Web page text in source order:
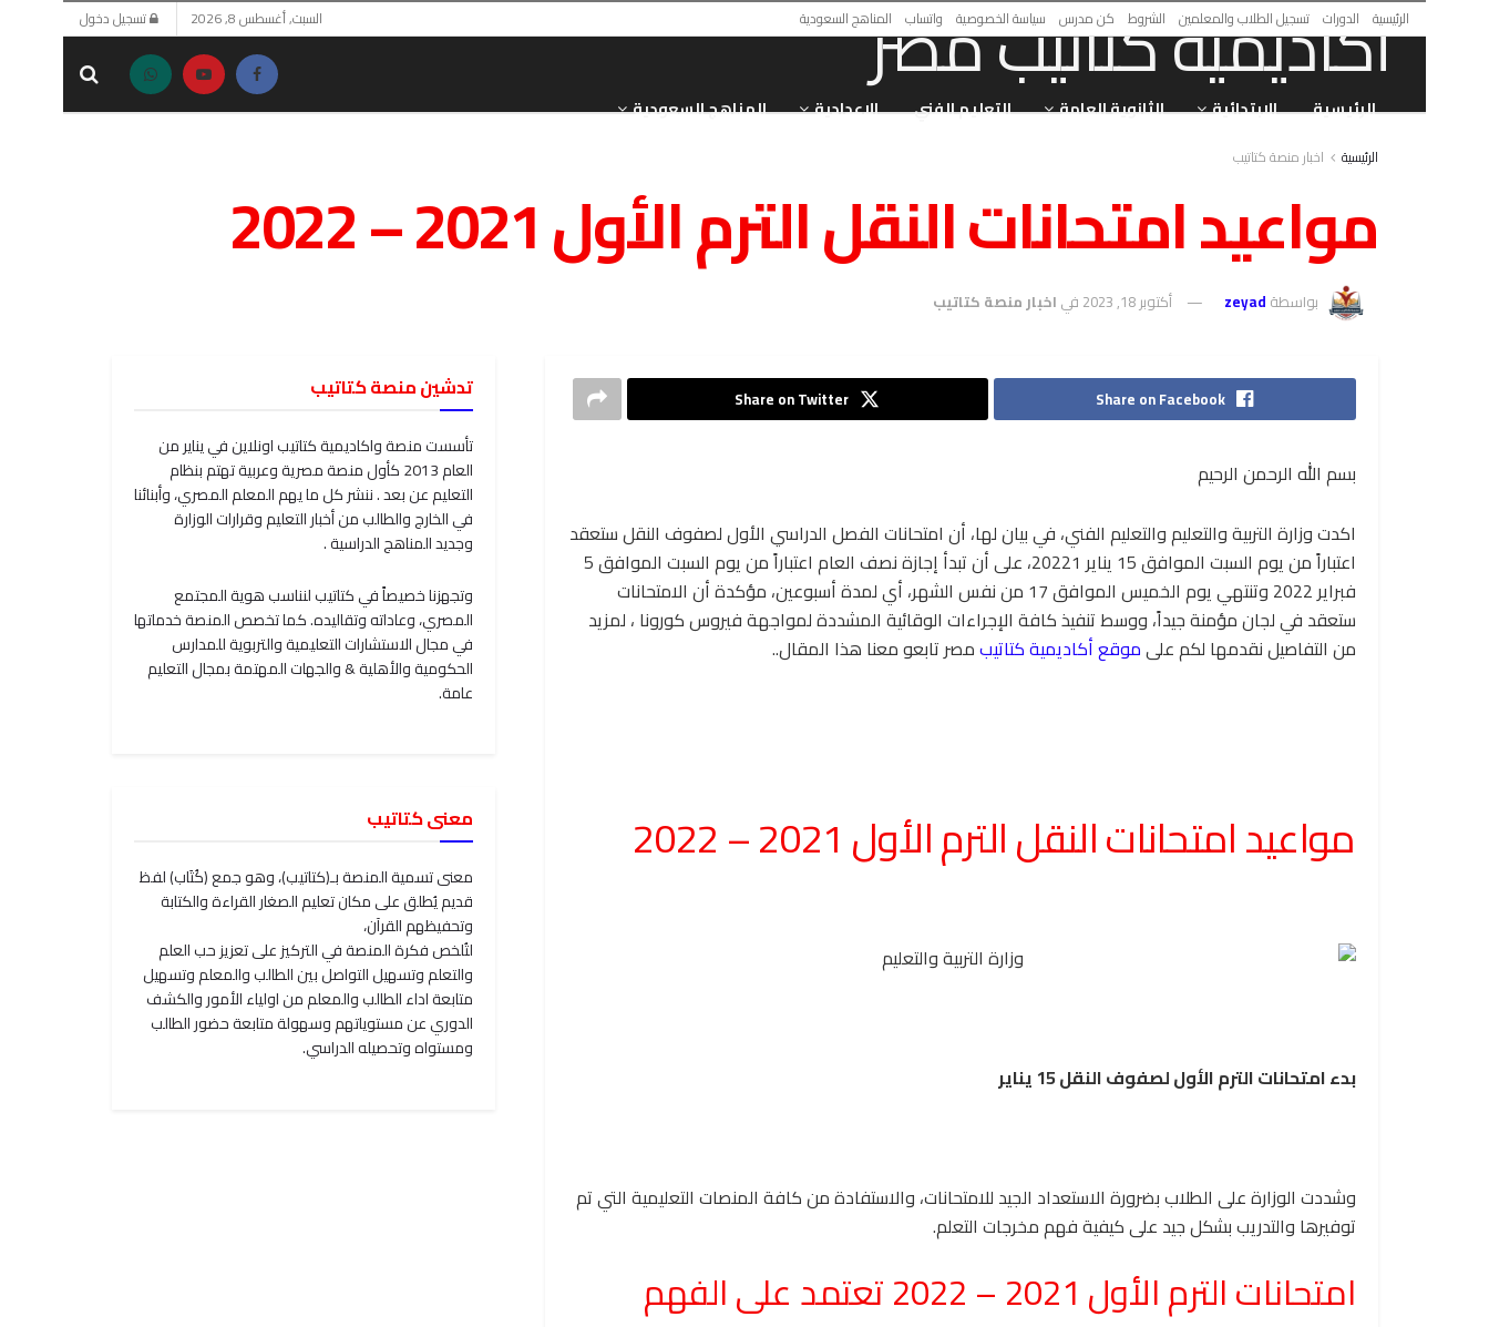
الرئيسية الدورات تسجيل الطلاب والمعلمين الشروط كن مدرس سياسة الخصوصية واتساب المناهج السعودية السبت, أغسطس 8, 2026 تسجيل دخول
الرئيسية الابتدائية الثانوية العامة التعليم الفني الاعدادية المناهج السعودية
الرئيسية اخبار منصة كتاتيب
مواعيد امتحانات النقل الترم الأول 2021 – 2022
بواسطة zeyad أكتوبر 18, 2023 في اخبار منصة كتاتيب
Share on Facebook
Share on Twitter
بسم الله الرحمن الرحيم
اكدت وزارة التربية والتعليم والتعليم الفني، في بيان لها، أن امتحانات الفصل الدراسي الأول لصفوف النقل ستعقد
اعتباراً من يوم السبت الموافق 15 يناير 20221، على أن تبدأ إجازة نصف العام اعتباراً من يوم السبت الموافق 5
فبراير 2022 وتنتهي يوم الخميس الموافق 17 من نفس الشهر، أي لمدة أسبوعين، مؤكدة أن الامتحانات
ستعقد في لجان مؤمنة جيداً، ووسط تنفيذ كافة الإجراءات الوقائية المشددة لمواجهة فيروس كورونا ، لمزيد
من التفاصيل نقدمها لكم علىموقع أكاديمية كتاتيبمصر تابعو معنا هذا المقال..
مواعيد امتحانات النقل الترم الأول 2021 – 2022
بدء امتحانات الترم الأول لصفوف النقل 15 يناير
وشددت الوزارة على الطلاب بضرورة الاستعداد الجيد للامتحانات، والاستفادة من كافة المنصات التعليمية التي تم
توفيرها والتدريب بشكل جيد على كيفية فهم مخرجات التعلم.
امتحانات الترم الأول 2021 – 2022 تعتمد على الفهم
تدشين منصة كتاتيب
تأسست منصة واكاديمية كتاتيب اونلاين في يناير من
العام 2013 كأول منصة مصرية وعربية تهتم بنظام
التعليم عن بعد . ننشر كل ما يهم المعلم المصري، وأبنائنا
في الخارج والطالب من أخبار التعليم وقرارات الوزارة
وجديد المناهج الدراسية .
وتجهزنا خصيصاً في كتاتيب لنناسب هوية المجتمع
المصري، وعاداته وتقاليده. كما تخصص المنصة خدماتها
في مجال الاستشارات التعليمية والتربوية للمدارس
الحكومية والأهلية & والجهات المهتمة بمجال التعليم
عامة.
معنى كتاتيب
معنى تسمية المنصة بـ(كتاتيب)، وهو جمع (كُتَاب) لفظ
قديم يُطلق على مكان تعليم الصغار القراءة والكتابة
وتحفيظهم القرآن،
لتُلخص فكرة المنصة في التركيز على تعزيز حب العلم
والتعلم وتسهيل التواصل بين الطالب والمعلم وتسهيل
متابعة اداء الطالب والمعلم من اولياء الأمور والكشف
الدوري عن مستوياتهم وسهولة متابعة حضور الطالب
ومستواه وتحصيله الدراسي.